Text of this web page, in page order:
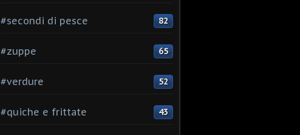
#secondi di pesce 82
#zuppe 65
#verdure 52
#quiche e frittate 43